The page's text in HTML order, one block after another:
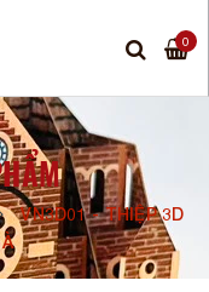
0
VN3D01 - THIỆP 3D